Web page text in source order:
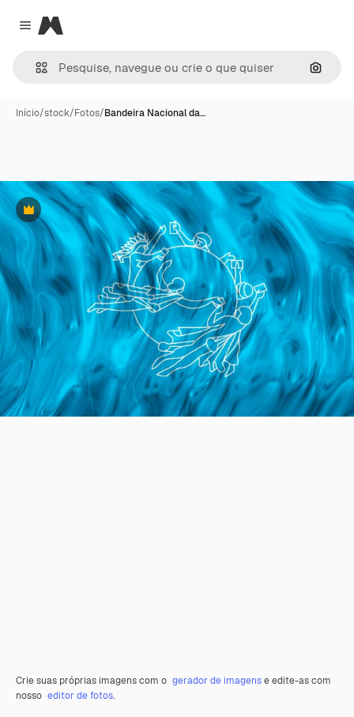
Close menu
Magnific
Início/stock/Fotos/Bandeira Nacional da…
Premium
Crie suas próprias imagens com o gerador de imagense edite-as com
nosso editor de fotos.